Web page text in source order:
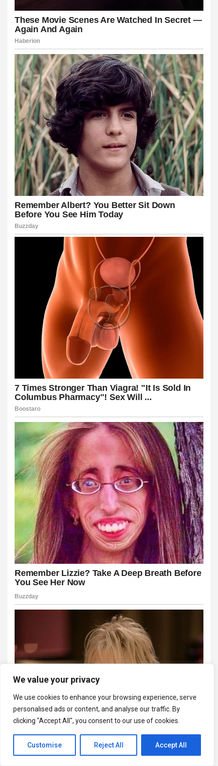
We value your privacy
We use cookies to enhance your browsing experience, serve
personalised ads or content, and analyse our traffic. By
clicking "Accept All", you consent to our use of cookies.
Customise Reject All Accept All